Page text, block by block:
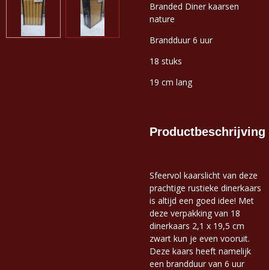
Branded Diner kaarsen
nature
Brandduur 6 uur
18 stuks
19 cm lang
Productbeschrijving
Sfeervol kaarslicht van deze
prachtige rustieke dinerkaars
is altijd een goed idee! Met
deze verpakking van 18
dinerkaars 2,1 x 19,5 cm
zwart kun je even vooruit.
Deze kaars heeft namelijk
een brandduur van 6 uur